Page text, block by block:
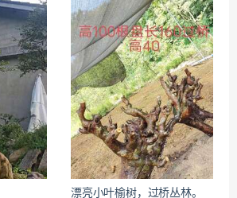
漂亮小叶榆树，过桥丛林。